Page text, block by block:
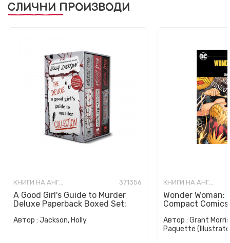
СЛИЧНИ ПРОИЗВОДИ
КНИГИ НА АНГЛИСКИ ЈАЗИК 371356
A Good Girl's Guide to Murder
Deluxe Paperback Boxed Set:
Автор : Jackson, Holly
КНИГИ НА АНГЛИСКИ ЈАЗИК
Wonder Woman:
Compact
Автор : Grant
Paquette